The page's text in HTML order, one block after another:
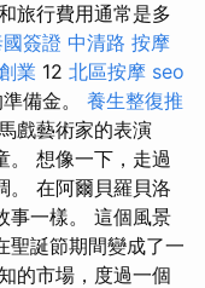
旅行費用通常是多
簽證 中清路 按摩
業 12 北區按摩 seo
備金。 養生整復推
戲藝術家的表演
。 想像一下，走過
。 在阿爾貝羅貝洛
事一樣。 這個風景
聖誕節期間變成了一
的市場，度過一個